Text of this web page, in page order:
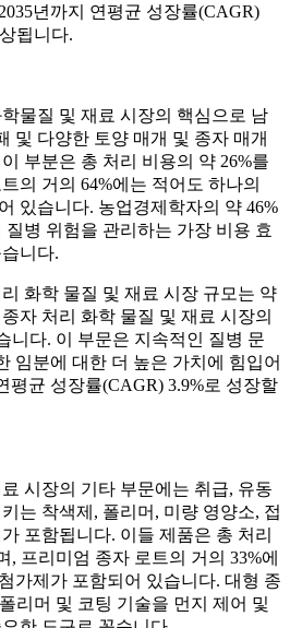
년까지 연평균 성장률(CAGR)
됩니다.
물질 및 재료 시장의 핵심으로 남
및 다양한 토양 매개 및 종자 매개
부분은 총 처리 비용의 약 26%를
의 거의 64%에는 적어도 하나의
있습니다. 농업경제학자의 약 46%
병 위험을 관리하는 가장 비용 효
니다.
화학 물질 및 재료 시장 규모는 약
자 처리 화학 물질 및 재료 시장의
니다. 이 부문은 지속적인 질병 문
임분에 대한 더 높은 가치에 힘입어
평균 성장률(CAGR) 3.9%로 성장할
시장의 기타 부문에는 취급, 유동
는 착색제, 폴리머, 미량 영양소, 접
포함됩니다. 이들 제품은 총 처리
, 프리미엄 종자 로트의 거의 33%에
가제가 포함되어 있습니다. 대형 종
리머 및 코팅 기술을 먼지 제어 및